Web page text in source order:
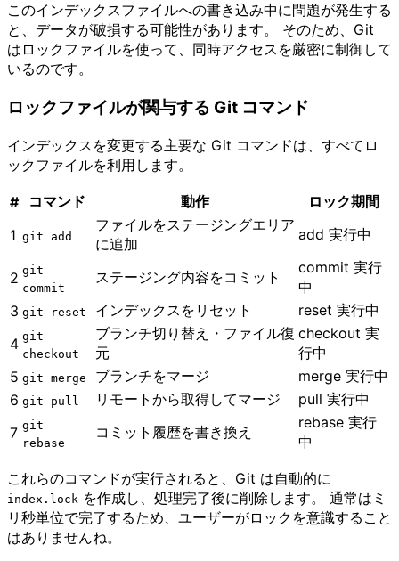
このインデックスファイルへの書き込み中に問題が発生する
と、データが破損する可能性があります。 そのため、Git
はロックファイルを使って、同時アクセスを厳密に制御して
いるのです。
ロックファイルが関与する Git コマンド
インデックスを変更する主要な Git コマンドは、すべてロ
ックファイルを利用します。
# コマンド 動作
ロック期間
1 git add
ファイルをステージングエリア
に追加
add 実行中
2 git
commit
ステージング内容をコミット
commit 実行
中
3 git reset インデックスをリセット
reset 実行中
4 git
checkout
ブランチ切り替え・ファイル復
元
checkout 実
行中
5 git merge ブランチをマージ
merge 実行中
6 git pull リモートから取得してマージ
pull 実行中
7 git
rebase
コミット履歴を書き換え
rebase 実行
中
これらのコマンドが実行されると、Git は自動的に
index.lock を作成し、処理完了後に削除します。 通常はミ
リ秒単位で完了するため、ユーザーがロックを意識すること
はありませんね。